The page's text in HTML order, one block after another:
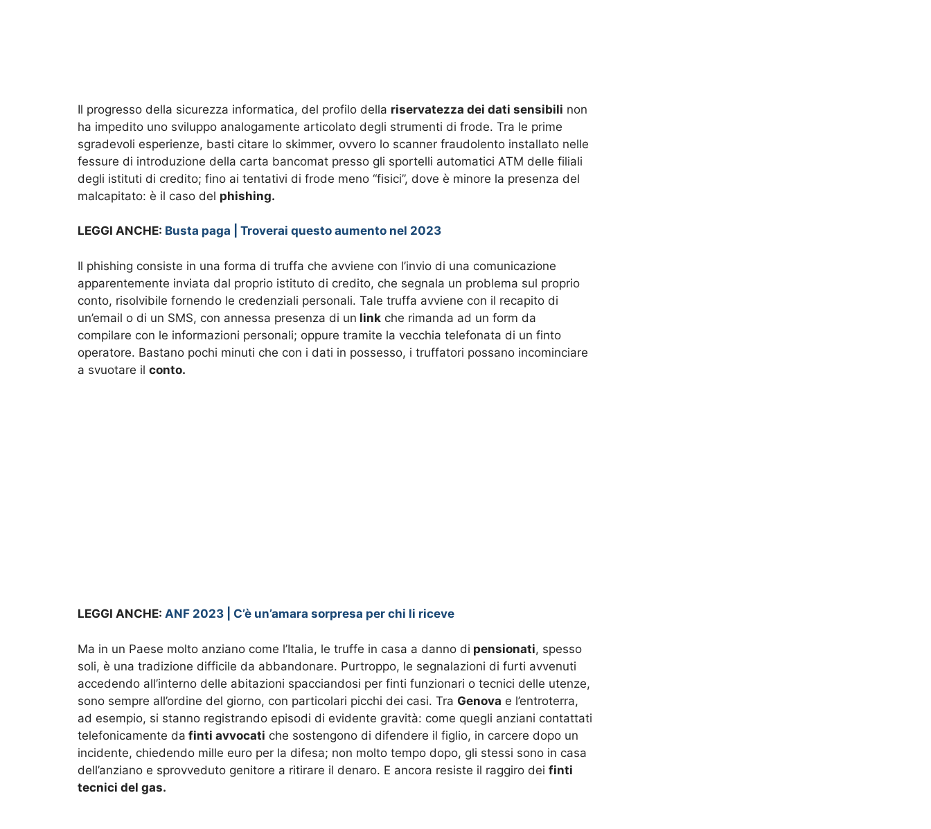
Il progresso della sicurezza informatica, del profilo della riservatezza dei dati sensibili non
ha impedito uno sviluppo analogamente articolato degli strumenti di frode. Tra le prime
sgradevoli esperienze, basti citare lo skimmer, ovvero lo scanner fraudolento installato nelle
fessure di introduzione della carta bancomat presso gli sportelli automatici ATM delle filiali
degli istituti di credito; fino ai tentativi di frode meno “fisici”, dove è minore la presenza del
malcapitato: è il caso del phishing.
LEGGI ANCHE: Busta paga | Troverai questo aumento nel 2023
Il phishing consiste in una forma di truffa che avviene con l’invio di una comunicazione
apparentemente inviata dal proprio istituto di credito, che segnala un problema sul proprio
conto, risolvibile fornendo le credenziali personali. Tale truffa avviene con il recapito di
un’email o di un SMS, con annessa presenza di un link che rimanda ad un form da
compilare con le informazioni personali; oppure tramite la vecchia telefonata di un finto
operatore. Bastano pochi minuti che con i dati in possesso, i truffatori possano incominciare
a svuotare il conto.
LEGGI ANCHE: ANF 2023 | C’è un’amara sorpresa per chi li riceve
Ma in un Paese molto anziano come l’Italia, le truffe in casa a danno di pensionati, spesso
soli, è una tradizione difficile da abbandonare. Purtroppo, le segnalazioni di furti avvenuti
accedendo all’interno delle abitazioni spacciandosi per finti funzionari o tecnici delle utenze,
sono sempre all’ordine del giorno, con particolari picchi dei casi. Tra Genova e l’entroterra,
ad esempio, si stanno registrando episodi di evidente gravità: come quegli anziani contattati
telefonicamente da finti avvocati che sostengono di difendere il figlio, in carcere dopo un
incidente, chiedendo mille euro per la difesa; non molto tempo dopo, gli stessi sono in casa
dell’anziano e sprovveduto genitore a ritirare il denaro. E ancora resiste il raggiro dei finti
tecnici del gas.